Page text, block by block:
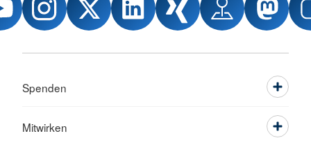
Spenden
Mitwirken